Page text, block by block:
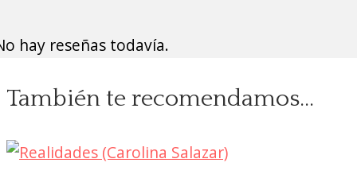
hay reseñas todavía.
También te recomendamos…